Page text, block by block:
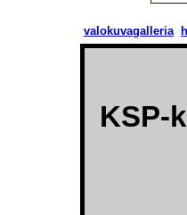
valokuvagalleria
KSP-